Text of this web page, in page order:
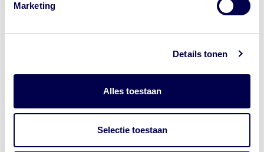
Marketing
Details tonen
Alles toestaan
Selectie toestaan
Veel gestelde vragen over reizen naar
Welke vaccinaties zijn verplicht voor